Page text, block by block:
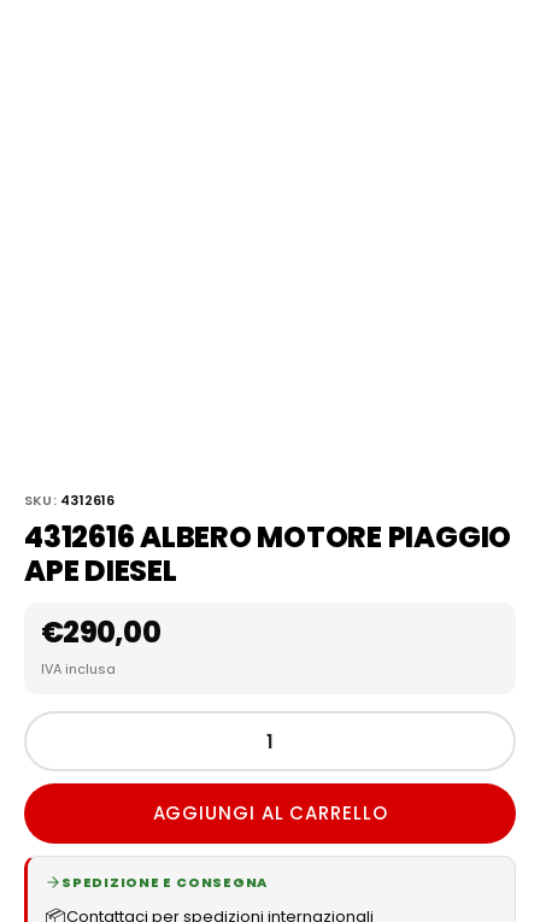
SKU: 4312616
4312616 ALBERO MOTORE PIAGGIO
APE DIESEL
€290,00
IVA inclusa
AGGIUNGI AL CARRELLO
SPEDIZIONE E CONSEGNA
Contattaci per spedizioni internazionali